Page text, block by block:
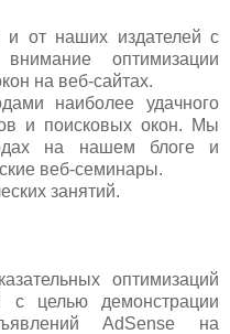
от наших издателей с
оптимизации
на веб-сайтах.
наиболее удачного
и поисковых окон. Мы
на нашем блоге и
веб-семинары.
занятий.
оптимизаций
с целью демонстрации
AdSense на